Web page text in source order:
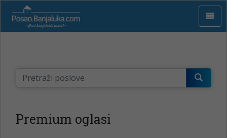
Premium oglasi